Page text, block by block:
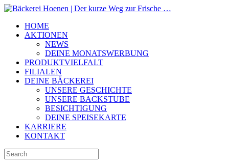
HOME
AKTIONEN
NEWS
DEINE MONATSWERBUNG
PRODUKTVIELFALT
FILIALEN
DEINE BÄCKEREI
UNSERE GESCHICHTE
UNSERE BACKSTUBE
BESICHTIGUNG
DEINE SPEISEKARTE
KARRIERE
KONTAKT